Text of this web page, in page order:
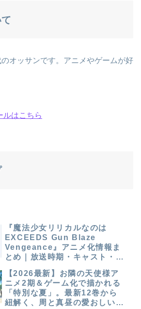
オッサンです。アニメやゲームが好
ルはこちら
『魔法少女リリカルなのは
EXCEEDS Gun Blaze
Vengeance』アニメ化情報ま
とめ｜放送時期・キャスト・注
【2026最新】お隣の天使様ア
ニメ2期＆ゲーム化で描かれる
「特別な夏」。最新12巻から
紐解く、周と真昼の愛おしい軌